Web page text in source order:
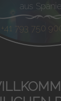
aus
+41 793 750